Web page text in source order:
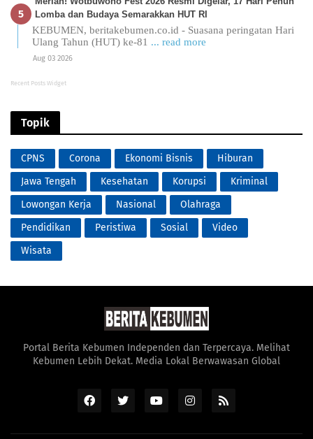
Lomba dan Budaya Semarakkan HUT RI
KEBUMEN, beritakebumen.co.id - Suasana peringatan Hari
Ulang Tahun (HUT) ke-81 ... read more
Aug 03 2026
Recent Posts Widget
Topik
CPNS Corona Ekonomi Bisnis
Hiburan
Jawa Tengah
Kesehatan Korupsi
Kriminal
Lowongan Kerja
Nasional
Olahraga
Pendidikan
Peristiwa Sosial
Video
Wisata
Portal Berita Kebumen Independen dan Terpercaya. Melihat
Kebumen Lebih Dekat. Media Lokal Berwawasan Global